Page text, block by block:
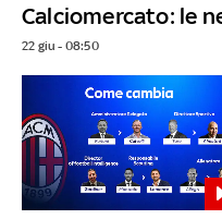
Calciomercato: le
22 giu - 08:50